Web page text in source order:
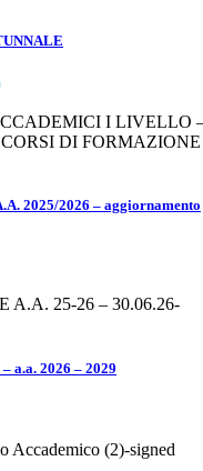
I LIVELLO
DI FORMAZIONE
2025/2026 – aggiornamento
A.A. 25-26 – 30.06.26-
a.a. 2026 – 2029
Accademico (2)-signed